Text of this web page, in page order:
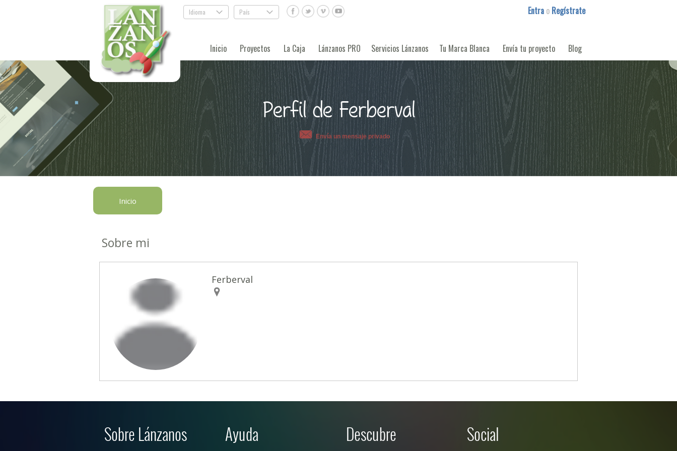
Idioma . País . Entra o Regístrate
Inicio Proyectos La Caja Lánzanos PRO Servicios Lánzanos Tu Marca Blanca Envía tu proyecto Blog
Perfil de Ferberval
Envía un mensaje privado
Inicio
Sobre mi
Ferberval
Sobre Lánzanos Ayuda Descubre Social